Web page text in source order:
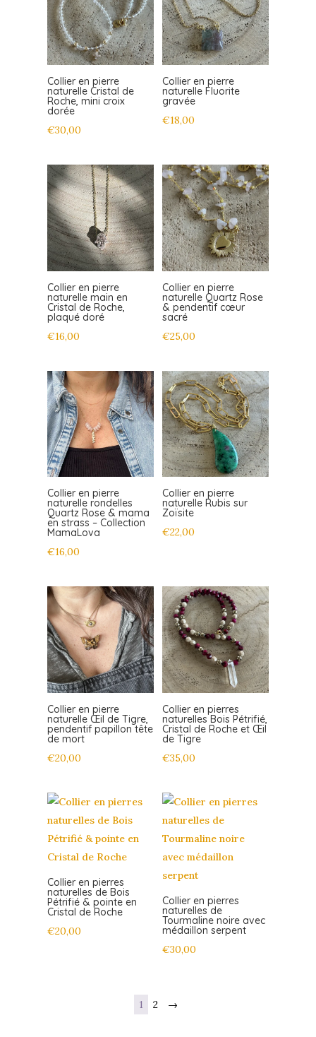
Collier en pierre
naturelle Cristal de
Roche, mini croix
dorée
€30,00
Collier en pierre
naturelle Fluorite
gravée
€18,00
Collier en pierre
naturelle main en
Cristal de Roche,
plaqué doré
€16,00
Collier en pierre
naturelle Quartz Rose
& pendentif cœur
sacré
€25,00
Collier en pierre
naturelle rondelles
Quartz Rose & mama
en strass – Collection
MamaLova
€16,00
Collier en pierre
naturelle Rubis sur
Zoïsite
€22,00
Collier en pierre
naturelle Œil de Tigre,
pendentif papillon tête
de mort
€20,00
Collier en pierres
naturelles Bois Pétrifié,
Cristal de Roche et Œil
de Tigre
€35,00
Collier en pierres
naturelles de Bois
Pétrifié & pointe en
Cristal de Roche
€20,00
Collier en pierres
naturelles de
Tourmaline noire avec
médaillon serpent
€30,00
1 2 →